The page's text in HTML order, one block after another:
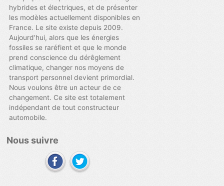
hybrides et électriques, et de présenter
les modèles actuellement disponibles en
France. Le site existe depuis 2009.
Aujourd'hui, alors que les énergies
fossiles se raréfient et que le monde
prend conscience du dérêglement
climatique, changer nos moyens de
transport personnel devient primordial.
Nous voulons être un acteur de ce
changement. Ce site est totalement
indépendant de tout constructeur
automobile.
Nous suivre